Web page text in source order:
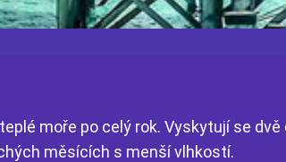
moře po celý rok. Vyskytují se
měsících s menší vlhkostí.